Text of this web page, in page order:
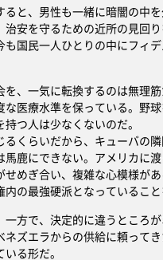
と、男性も一緒に暗闇の中
安を守るための近所の見回り
国民一人ひとりの中にフィ
、一気に転換するのは無理
医療水準を保っている。野
つ人は少なくないのだ。
くらいだから、キューバの
鹿にできない。アメリカに
めぎ合い、複雑な心模様が
の最強硬派となっているこ
方で、決定的に違うところ
ズエラからの供給に頼って
る形だ。